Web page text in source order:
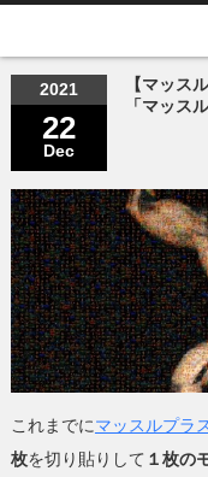
2021
22
Dec
【マッス
「マッス
これまでにマッスルプラ
枚を切り貼りして １枚の